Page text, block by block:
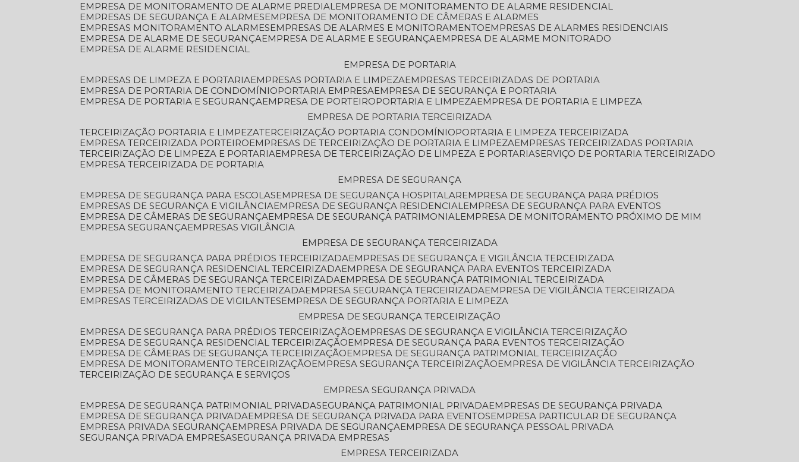
EMPRESA DE MONITORAMENTO DE ALARME PREDIAL
EMPRESA DE MONITORAMENTO DE ALARME RESIDENCIAL
EMPRESAS DE SEGURANÇA E ALARMES
EMPRESA DE MONITORAMENTO DE CÂMERAS E ALARMES
EMPRESAS MONITORAMENTO ALARMES
EMPRESAS DE ALARMES E MONITORAMENTO
EMPRESAS DE ALARMES RESIDENCIAIS
EMPRESA DE ALARME DE SEGURANÇA
EMPRESA DE ALARME E SEGURANÇA
EMPRESA DE ALARME MONITORADO
EMPRESA DE ALARME RESIDENCIAL
EMPRESA DE PORTARIA
EMPRESAS DE LIMPEZA E PORTARIA
EMPRESAS PORTARIA E LIMPEZA
EMPRESAS TERCEIRIZADAS DE PORTARIA
EMPRESA DE PORTARIA DE CONDOMÍNIO
PORTARIA EMPRESA
EMPRESA DE SEGURANÇA E PORTARIA
EMPRESA DE PORTARIA E SEGURANÇA
EMPRESA DE PORTEIRO PORTARIA E LIMPEZA
EMPRESA DE PORTARIA E LIMPEZA
EMPRESA DE PORTARIA TERCEIRIZADA
TERCEIRIZAÇÃO PORTARIA E LIMPEZA TERCEIRIZAÇÃO PORTARIA CONDOMÍNIO
PORTARIA E LIMPEZA TERCEIRIZADA
EMPRESA TERCEIRIZADA PORTEIRO
EMPRESAS DE TERCEIRIZAÇÃO DE PORTARIA E LIMPEZA
EMPRESAS TERCEIRIZADAS PORTARIA
TERCEIRIZAÇÃO DE LIMPEZA E PORTARIA
EMPRESA DE TERCEIRIZAÇÃO DE LIMPEZA E PORTARIA SERVIÇO DE PORTARIA TERCEIRIZADO
EMPRESA TERCEIRIZADA DE PORTARIA
EMPRESA DE SEGURANÇA
EMPRESA DE SEGURANÇA PARA ESCOLAS
EMPRESA DE SEGURANÇA HOSPITALAR
EMPRESA DE SEGURANÇA PARA PRÉDIOS
EMPRESAS DE SEGURANÇA E VIGILÂNCIA
EMPRESA DE SEGURANÇA RESIDENCIAL
EMPRESA DE SEGURANÇA PARA EVENTOS
EMPRESA DE CÂMERAS DE SEGURANÇA
EMPRESA DE SEGURANÇA PATRIMONIAL
EMPRESA DE MONITORAMENTO PRÓXIMO DE MIM
EMPRESA SEGURANÇA
EMPRESAS VIGILÂNCIA
EMPRESA DE SEGURANÇA TERCEIRIZADA
EMPRESA DE SEGURANÇA PARA PRÉDIOS TERCEIRIZADA
EMPRESAS DE SEGURANÇA E VIGILÂNCIA TERCEIRIZADA
EMPRESA DE SEGURANÇA RESIDENCIAL TERCEIRIZADA
EMPRESA DE SEGURANÇA PARA EVENTOS TERCEIRIZADA
EMPRESA DE CÂMERAS DE SEGURANÇA TERCEIRIZADA
EMPRESA DE SEGURANÇA PATRIMONIAL TERCEIRIZADA
EMPRESA DE MONITORAMENTO TERCEIRIZADA
EMPRESA SEGURANÇA TERCEIRIZADA
EMPRESA DE VIGILÂNCIA TERCEIRIZADA
EMPRESAS TERCEIRIZADAS DE VIGILANTES
EMPRESA DE SEGURANÇA PORTARIA E LIMPEZA
EMPRESA DE SEGURANÇA TERCEIRIZAÇÃO
EMPRESA DE SEGURANÇA PARA PRÉDIOS TERCEIRIZAÇÃO
EMPRESAS DE SEGURANÇA E VIGILÂNCIA TERCEIRIZAÇÃO
EMPRESA DE SEGURANÇA RESIDENCIAL TERCEIRIZAÇÃO
EMPRESA DE SEGURANÇA PARA EVENTOS TERCEIRIZAÇÃO
EMPRESA DE CÂMERAS DE SEGURANÇA TERCEIRIZAÇÃO
EMPRESA DE SEGURANÇA PATRIMONIAL TERCEIRIZAÇÃO
EMPRESA DE MONITORAMENTO TERCEIRIZAÇÃO
EMPRESA SEGURANÇA TERCEIRIZAÇÃO
EMPRESA DE VIGILÂNCIA TERCEIRIZAÇÃO
TERCEIRIZAÇÃO DE SEGURANÇA E SERVIÇOS
EMPRESA SEGURANÇA PRIVADA
EMPRESA DE SEGURANÇA PATRIMONIAL PRIVADA SEGURANÇA PATRIMONIAL PRIVADA
EMPRESAS DE SEGURANÇA PRIVADA
EMPRESA DE SEGURANÇA PRIVADA
EMPRESA DE SEGURANÇA PRIVADA PARA EVENTOS
EMPRESA PARTICULAR DE SEGURANÇA
EMPRESA PRIVADA SEGURANÇA
EMPRESA PRIVADA DE SEGURANÇA
EMPRESA DE SEGURANÇA PESSOAL PRIVADA
SEGURANÇA PRIVADA EMPRESA SEGURANÇA PRIVADA EMPRESAS
EMPRESA TERCEIRIZADA